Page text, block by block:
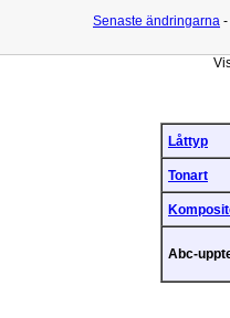
Senaste ändringarna -
Låttyp
Tonart
Abc-